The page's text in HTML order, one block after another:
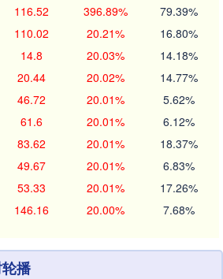
116.52 396.89% 79.39%
110.02 20.21% 16.80%
14.8 20.03% 14.18%
20.44 20.02% 14.77%
46.72 20.01% 5.62%
61.6 20.01% 6.12%
83.62 20.01% 18.37%
49.67 20.01% 6.83%
53.33 20.01% 17.26%
146.16 20.00% 7.68%
播